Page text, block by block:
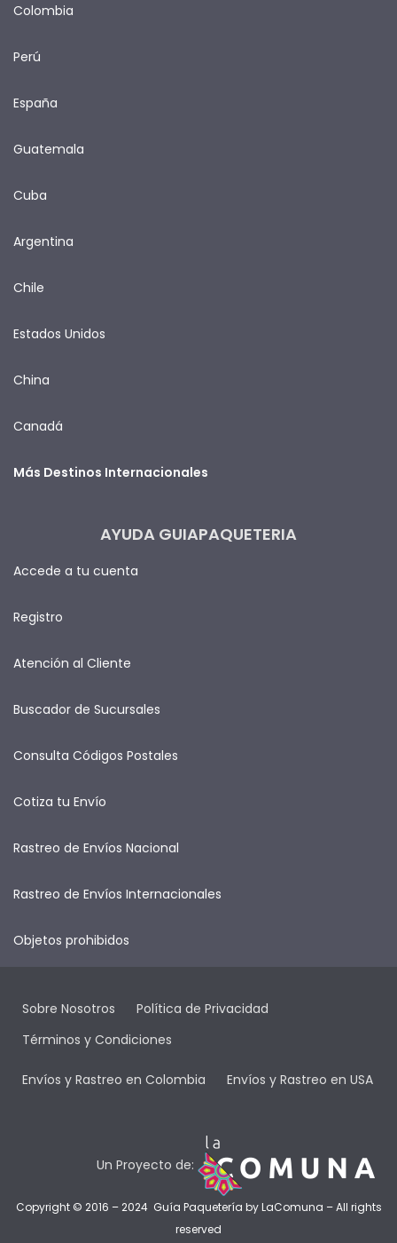
Colombia
Perú
España
Guatemala
Cuba
Argentina
Chile
Estados Unidos
China
Canadá
Más Destinos Internacionales
AYUDA GUIAPAQUETERIA
Accede a tu cuenta
Registro
Atención al Cliente
Buscador de Sucursales
Consulta Códigos Postales
Cotiza tu Envío
Rastreo de Envíos Nacional
Rastreo de Envíos Internacionales
Objetos prohibidos
Sobre Nosotros
Política de Privacidad
Términos y Condiciones
Envíos y Rastreo en Colombia Envíos y Rastreo en USA
Un Proyecto de:
Copyright © 2016 – 2024 Guía Paquetería byLaComuna – All rights
reserved